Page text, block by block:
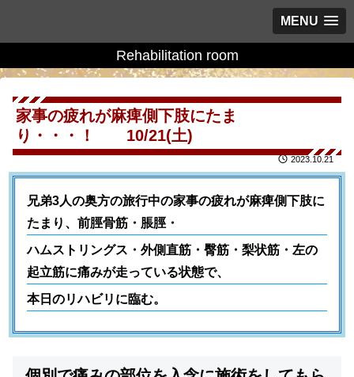
MENU
Rehabilitation room
家事の疲れが麻痺側下肢にたま
り・・・！ 10/21(土)
2023.10.21
兄弟3人の奥方の旅行中の家事の疲れが麻痺側下肢に
たまり、前脛骨筋・脹脛・
ハムストリングス・外側直筋・臀筋・梨状筋・左の
起立筋に痛みが走っている状態で、
本日のリハビリに臨む。